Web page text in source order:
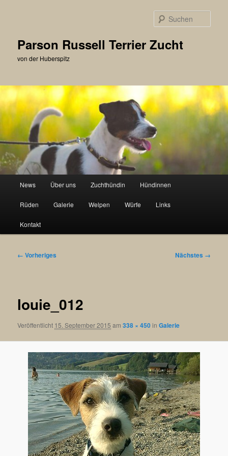
Parson Russell Terrier Zucht
von der Huberspitz
News Über uns Zuchthündin Hündinnen
Rüden Galerie Welpen Würfe Links
Kontakt
Bilder-
← Vorheriges Nächstes →
louie_012
Veröffentlicht 15. September 2015 am338 × 450inGalerie